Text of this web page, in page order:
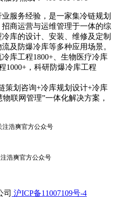
服务经验，是一家集冷链规划
商运营与运维管理于一体的综
库的设计、安装、维修及定制
及防爆冷库等多种应用场景。
库工程1800+、生物医疗冷库
1000+，科研防爆冷库工程
策划咨询+冷库规划设计+冷库
联网管理”一体化解决方案，
注浩爽官方公众号
浩爽官方公众号
司 沪ICP备11007109号-4